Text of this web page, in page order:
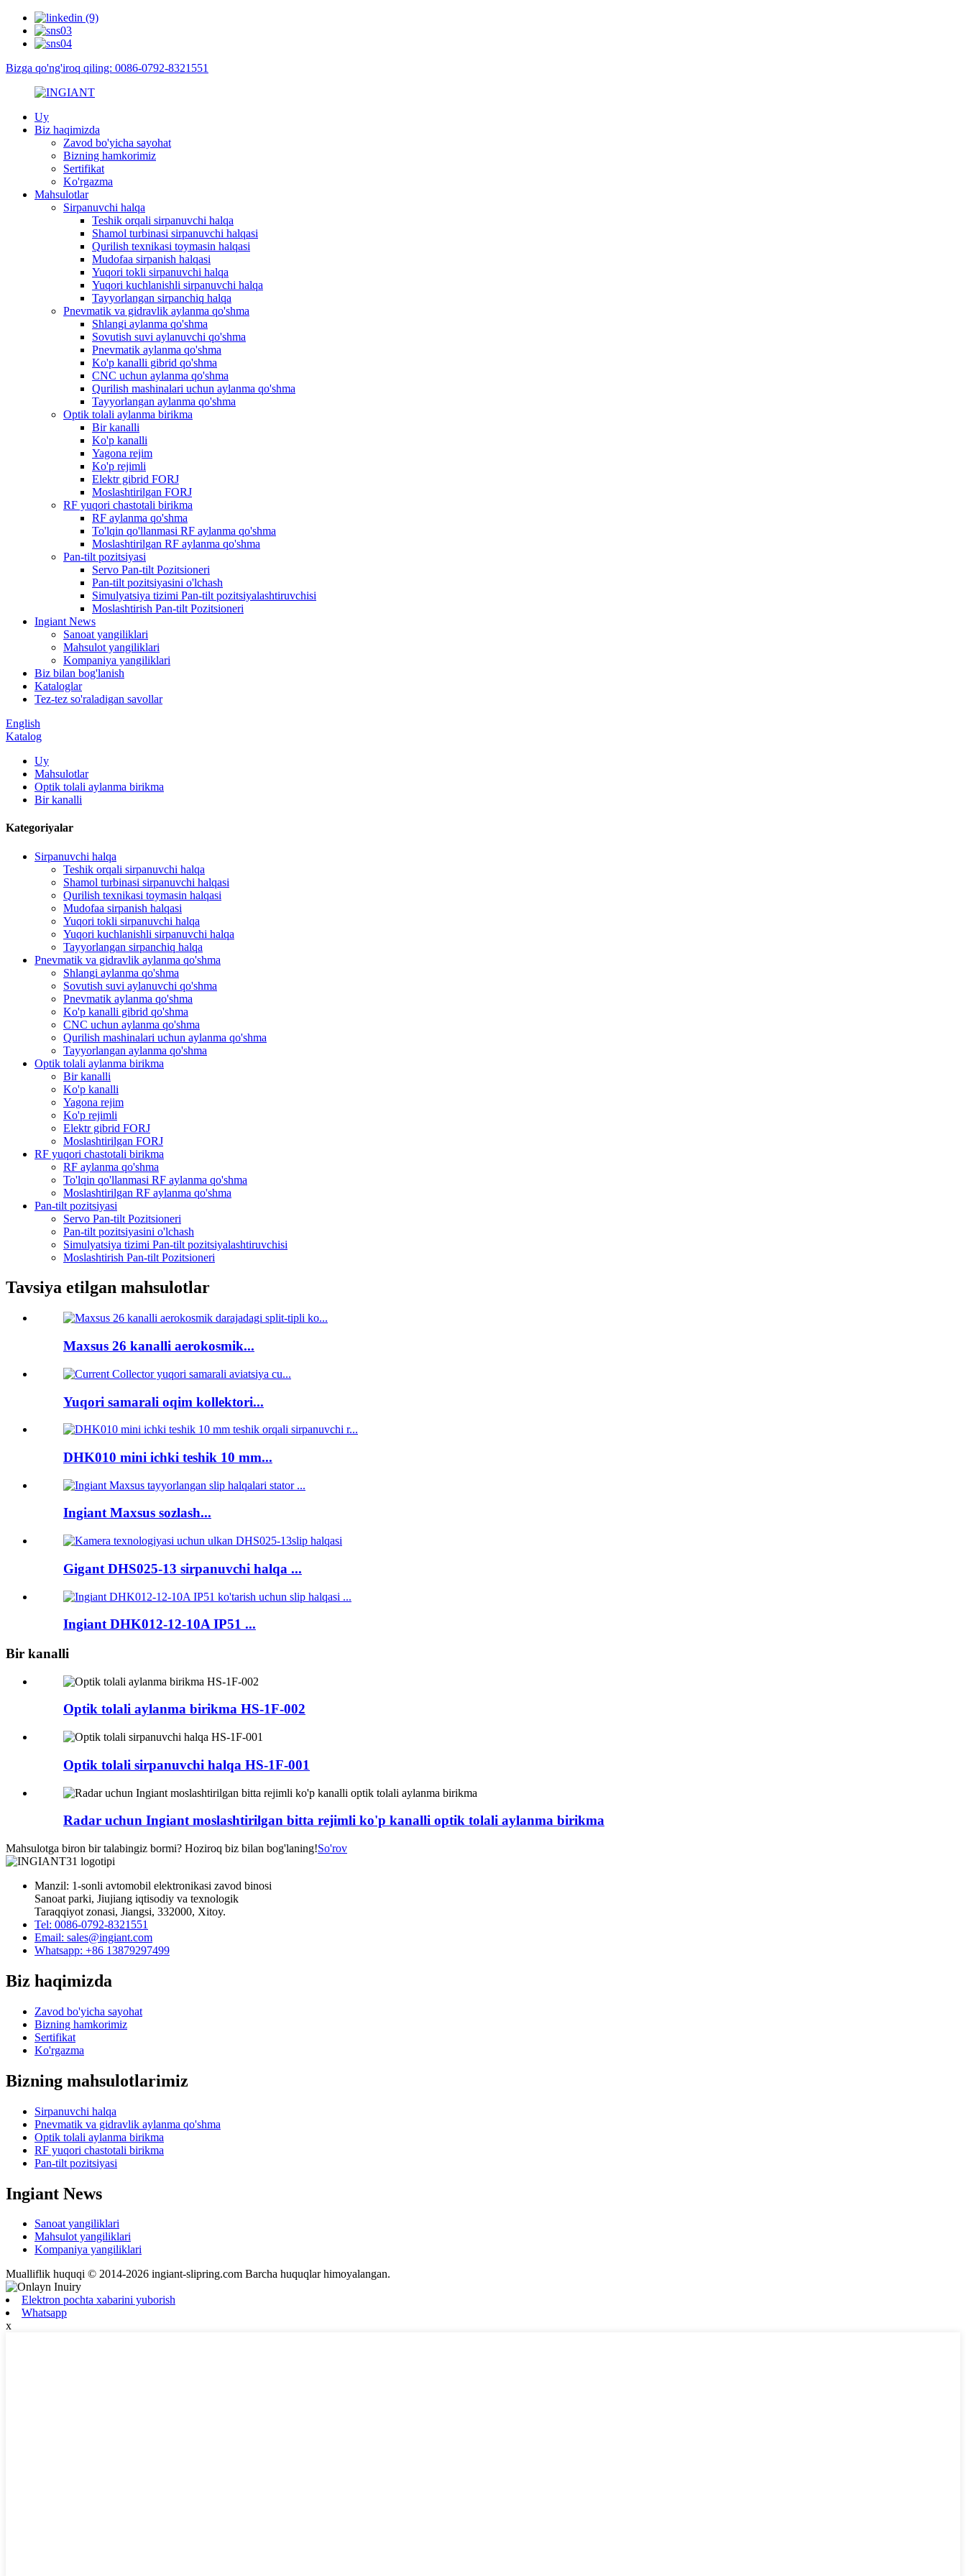
Bizga qo'ng'iroq qiling: 0086-0792-8321551
Uy
Biz haqimizda
Zavod bo'yicha sayohat
Bizning hamkorimiz
Sertifikat
Ko'rgazma
Mahsulotlar
Sirpanuvchi halqa
Teshik orqali sirpanuvchi halqa
Shamol turbinasi sirpanuvchi halqasi
Qurilish texnikasi toymasin halqasi
Mudofaa sirpanish halqasi
Yuqori tokli sirpanuvchi halqa
Yuqori kuchlanishli sirpanuvchi halqa
Tayyorlangan sirpanchiq halqa
Pnevmatik va gidravlik aylanma qo'shma
Shlangi aylanma qo'shma
Sovutish suvi aylanuvchi qo'shma
Pnevmatik aylanma qo'shma
Ko'p kanalli gibrid qo'shma
CNC uchun aylanma qo'shma
Qurilish mashinalari uchun aylanma qo'shma
Tayyorlangan aylanma qo'shma
Optik tolali aylanma birikma
Bir kanalli
Ko'p kanalli
Yagona rejim
Ko'p rejimli
Elektr gibrid FORJ
Moslashtirilgan FORJ
RF yuqori chastotali birikma
RF aylanma qo'shma
To'lqin qo'llanmasi RF aylanma qo'shma
Moslashtirilgan RF aylanma qo'shma
Pan-tilt pozitsiyasi
Servo Pan-tilt Pozitsioneri
Pan-tilt pozitsiyasini o'lchash
Simulyatsiya tizimi Pan-tilt pozitsiyalashtiruvchisi
Moslashtirish Pan-tilt Pozitsioneri
Ingiant News
Sanoat yangiliklari
Mahsulot yangiliklari
Kompaniya yangiliklari
Biz bilan bog'lanish
Kataloglar
Tez-tez so'raladigan savollar
English
Katalog
Uy
Mahsulotlar
Optik tolali aylanma birikma
Bir kanalli
Kategoriyalar
Sirpanuvchi halqa
Teshik orqali sirpanuvchi halqa
Shamol turbinasi sirpanuvchi halqasi
Qurilish texnikasi toymasin halqasi
Mudofaa sirpanish halqasi
Yuqori tokli sirpanuvchi halqa
Yuqori kuchlanishli sirpanuvchi halqa
Tayyorlangan sirpanchiq halqa
Pnevmatik va gidravlik aylanma qo'shma
Shlangi aylanma qo'shma
Sovutish suvi aylanuvchi qo'shma
Pnevmatik aylanma qo'shma
Ko'p kanalli gibrid qo'shma
CNC uchun aylanma qo'shma
Qurilish mashinalari uchun aylanma qo'shma
Tayyorlangan aylanma qo'shma
Optik tolali aylanma birikma
Bir kanalli
Ko'p kanalli
Yagona rejim
Ko'p rejimli
Elektr gibrid FORJ
Moslashtirilgan FORJ
RF yuqori chastotali birikma
RF aylanma qo'shma
To'lqin qo'llanmasi RF aylanma qo'shma
Moslashtirilgan RF aylanma qo'shma
Pan-tilt pozitsiyasi
Servo Pan-tilt Pozitsioneri
Pan-tilt pozitsiyasini o'lchash
Simulyatsiya tizimi Pan-tilt pozitsiyalashtiruvchisi
Moslashtirish Pan-tilt Pozitsioneri
Tavsiya etilgan mahsulotlar
Maxsus 26 kanalli aerokosmik...
Yuqori samarali oqim kollektori...
DHK010 mini ichki teshik 10 mm...
Ingiant Maxsus sozlash...
Gigant DHS025-13 sirpanuvchi halqa ...
Ingiant DHK012-12-10A IP51 ...
Bir kanalli
Optik tolali aylanma birikma HS-1F-002
Optik tolali sirpanuvchi halqa HS-1F-001
Radar uchun Ingiant moslashtirilgan bitta rejimli ko'p kanalli optik tolali aylanma birikma
Mahsulotga biron bir talabingiz bormi? Hoziroq biz bilan bog'laning!So'rov
Manzil: 1-sonli avtomobil elektronikasi zavod binosi
Sanoat parki, Jiujiang iqtisodiy va texnologik
Taraqqiyot zonasi, Jiangsi, 332000, Xitoy.
Tel: 0086-0792-8321551
Email: sales@ingiant.com
Whatsapp: +86 13879297499
Biz haqimizda
Zavod bo'yicha sayohat
Bizning hamkorimiz
Sertifikat
Ko'rgazma
Bizning mahsulotlarimiz
Sirpanuvchi halqa
Pnevmatik va gidravlik aylanma qo'shma
Optik tolali aylanma birikma
RF yuqori chastotali birikma
Pan-tilt pozitsiyasi
Ingiant News
Sanoat yangiliklari
Mahsulot yangiliklari
Kompaniya yangiliklari
Mualliflik huquqi © 2014-2026 ingiant-slipring.com Barcha huquqlar himoyalangan.
Elektron pochta xabarini yuborish
Whatsapp
x